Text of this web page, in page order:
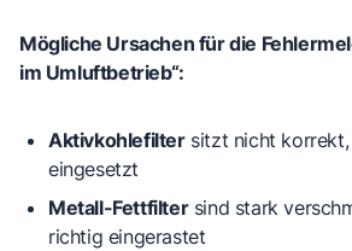
Mögliche Ursachen für die
im Umluftbetrieb“:
Aktivkohlefiltersitzt nicht
eingesetzt
Metall-Fettfiltersind stark
richtig eingerastet